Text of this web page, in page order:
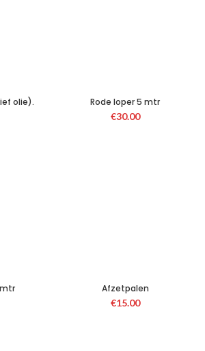
olie).
Rode loper 5 mtr
€30.00
Afzetpalen
€15.00